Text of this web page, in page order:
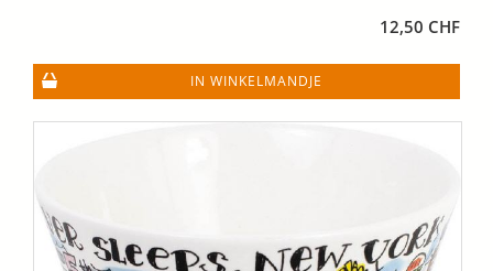
12,50 CHF
IN WINKELMANDJE